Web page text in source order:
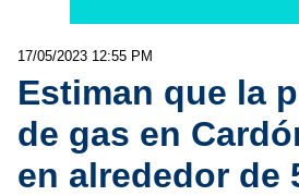
17/05/2023 12:55 PM
Estiman que la
de gas en
en alrededor de